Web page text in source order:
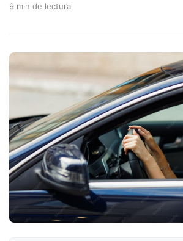
9 min de lectura